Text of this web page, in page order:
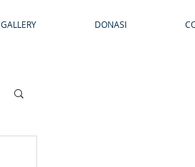
GALLERY DONASI